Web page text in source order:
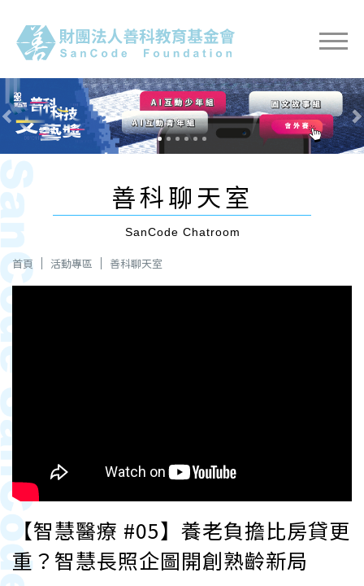
Previous Next
善科聊天室
SanCode Chatroom
首頁 活動專區 善科聊天室
【智慧醫療 #05】養老負擔比房貸更
重？智慧長照企圖開創熟齡新局